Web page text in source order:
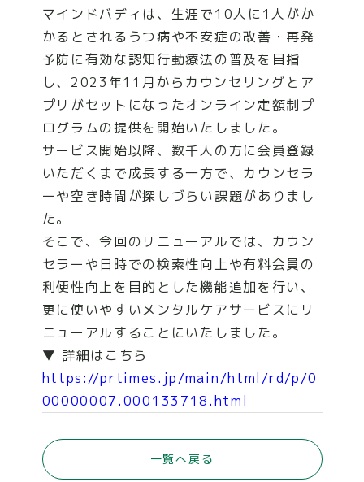
SERVICE
RECRUIT
COMPANY
CONTACT
マインドバディは、生涯で10人に1人がか
かるとされるうつ病や不安症の改善・再発
予防に有効な認知行動療法の普及を目指
し、2023年11月からカウンセリングとア
プリがセットになったオンライン定額制プ
ログラムの提供を開始いたしました。
サービス開始以降、数千人の方に会員登録
いただくまで成長する一方で、カウンセラ
ーや空き時間が探しづらい課題がありまし
た。
そこで、今回のリニューアルでは、カウン
セラーや日時での検索性向上や有料会員の
利便性向上を目的とした機能追加を行い、
更に使いやすいメンタルケアサービスにリ
ニューアルすることにいたしました。
▼ 詳細はこちら
https://prtimes.jp/main/html/rd/p/0
00000007.000133718.html
一覧へ戻る